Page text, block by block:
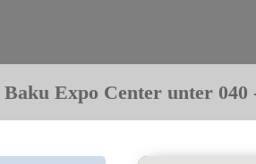
Expo Center unter 040